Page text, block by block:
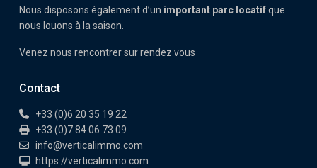
Nous disposons également d’un important parc locatifque
nous louons à la saison.
Venez nous rencontrer sur rendez vous
Contact
+33 (0)6 20 35 19 22
+33 (0)7 84 06 73 09
info@verticalimmo.com
https://verticalimmo.com